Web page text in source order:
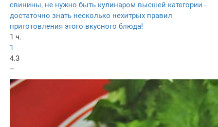
свинины, не нужно быть кулинаром высшей категории -
достаточно знать несколько нехитрых правил
приготовления этого вкусного блюда!
1 ч.
1
4.3
–